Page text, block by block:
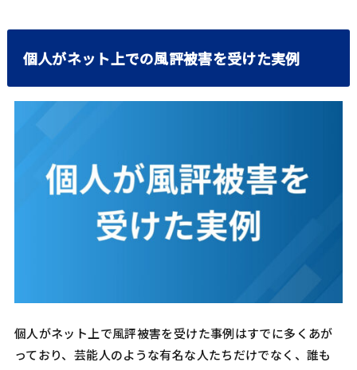
個人がネット上での風評被害を受けた実例
個人がネット上で風評被害を受けた事例はすでに多くあが
っており、芸能人のような有名な人たちだけでなく、誰も